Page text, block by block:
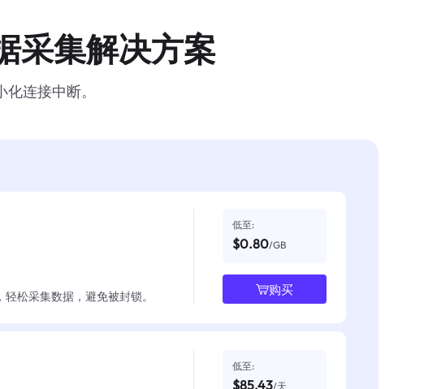
采集解决方案
连接中断。
松采集数据，避免被封锁。
低至:
$0.80/GB
购买
低至:
$85.43/天